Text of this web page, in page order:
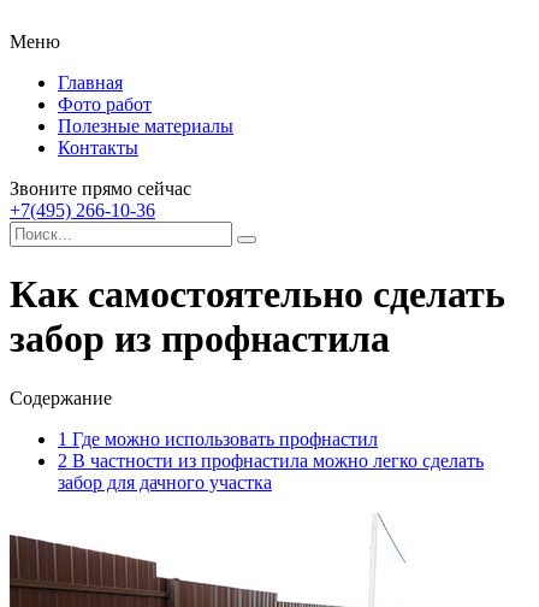
Меню
Главная
Фото работ
Полезные материалы
Контакты
Звоните прямо сейчас
+7(495) 266-10-36
Как самостоятельно сделать
забор из профнастила
Содержание
1 Где можно использовать профнастил
2 В частности из профнастила можно легко сделать
забор для дачного участка